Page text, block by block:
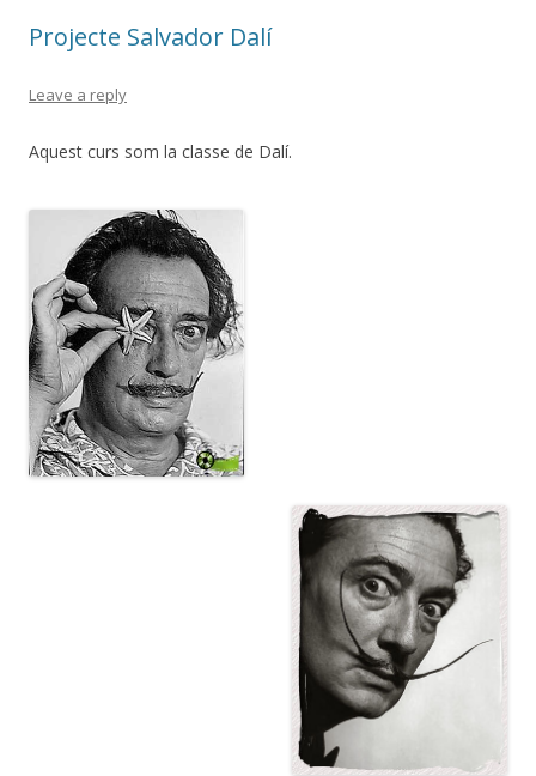
Projecte Salvador Dalí
Leave a reply
Aquest curs som la classe de Dalí.